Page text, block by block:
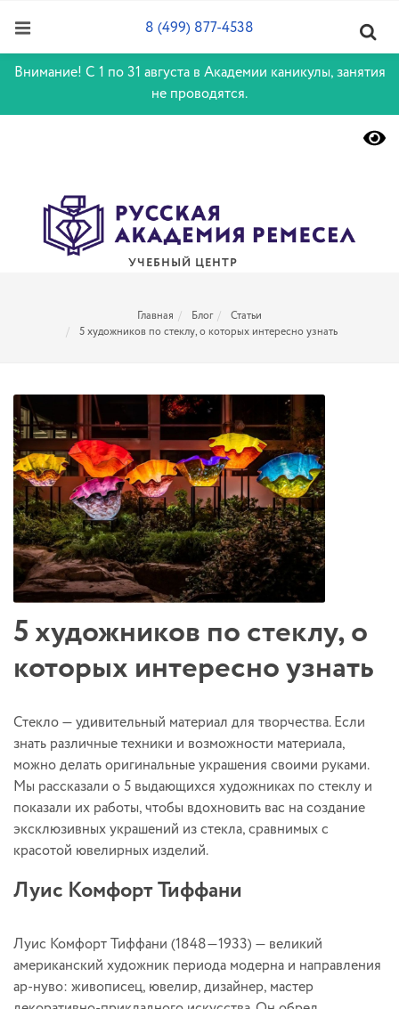
Внимание! С 1 по 31 августа в Академии каникулы, занятия
не проводятся.
УЧЕБНЫЙ ЦЕНТР
8 (499) 877-4538
Главная Блог
Статьи
5 художников по стеклу, о которых интересно узнать
5 художников по стеклу, о
которых интересно узнать
Стекло — удивительный материал для творчества. Если
знать различные техники и возможности материала,
можно делать оригинальные украшения своими руками.
Мы рассказали о 5 выдающихся художниках по стеклу и
показали их работы, чтобы вдохновить вас на создание
эксклюзивных украшений из стекла, сравнимых с
красотой ювелирных изделий.
Луис Комфорт Тиффани
Луис Комфорт Тиффани (1848—1933) — великий
американский художник периода модерна и направления
ар-нуво: живописец, ювелир, дизайнер, мастер